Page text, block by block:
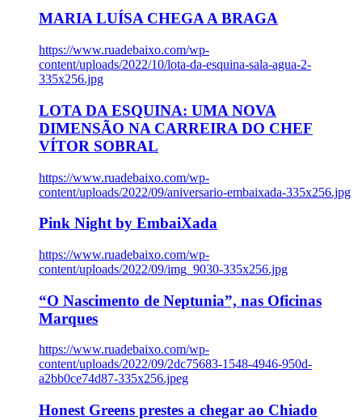
MARIA LUÍSA CHEGA A BRAGA
https://www.ruadebaixo.com/wp-
content/uploads/2022/10/lota-da-esquina-sala-agua-2-
335x256.jpg
LOTA DA ESQUINA: UMA NOVA
DIMENSÃO NA CARREIRA DO CHEF
VÍTOR SOBRAL
https://www.ruadebaixo.com/wp-
content/uploads/2022/09/aniversario-embaixada-335x256.jpg
Pink Night by EmbaiXada
https://www.ruadebaixo.com/wp-
content/uploads/2022/09/img_9030-335x256.jpg
“O Nascimento de Neptunia”, nas Oficinas
Marques
https://www.ruadebaixo.com/wp-
content/uploads/2022/09/2dc75683-1548-4946-950d-
a2bb0ce74d87-335x256.jpeg
Honest Greens prestes a chegar ao Chiado